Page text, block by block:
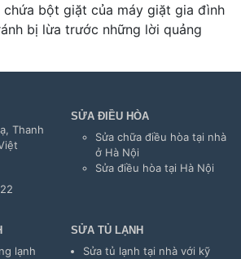
chứa bột giặt của máy giặt gia đình
bị lừa trước những lời quảng
Thanh
SỬA ĐIỀU HÒA
Sửa chữa điều hòa tại nhà
ở Hà Nội
Sửa điều hòa tại Hà Nội
lạnh
SỬA TỦ LẠNH
Sửa tủ lạnh tại nhà với kỹ